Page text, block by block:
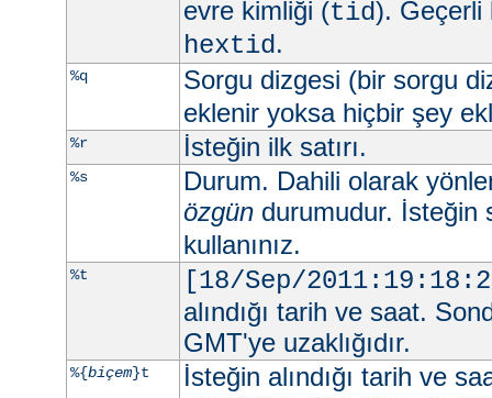
evre kimliği (tid).
hextid.
%q
Sorgu dizgesi (bir sorgu
eklenir yoksa hiçbir şey
%r İsteğin ilk satırı.
%s
Durum. Dahili olarak
özgündurumudur. İsteğin
kullanınız.
%t
[18/Sep/
alındığı tarih ve saat.
GMT'ye uzaklığıdır.
%{biçem}t
İsteğin alındığı tarih ve